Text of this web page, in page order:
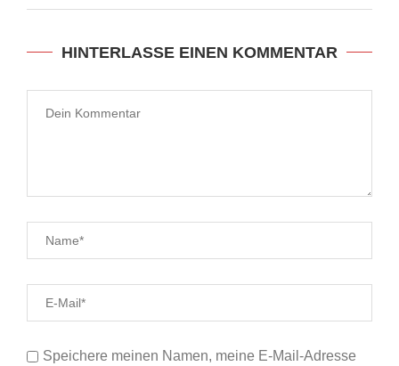
HINTERLASSE EINEN KOMMENTAR
Speichere meinen Namen, meine E-Mail-Adresse